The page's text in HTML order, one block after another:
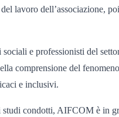
lavoro dell’associazione,
e professionisti del
comprensione del
e inclusivi.
condotti, AIFCOM è in